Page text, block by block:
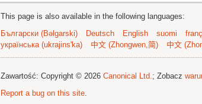
This page is also available in the following languages:
Български (Bəlgarski)
Deutsch English suomi
українська (ukrajins'ka)
中文 (Zhongwen,简) 中文
Zawartość: Copyright © 2026 Canonical Ltd.; Zobacz
Report a bug on this site.